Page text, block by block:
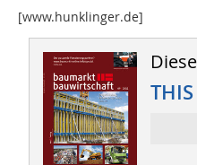
[www.hunklinger.de]